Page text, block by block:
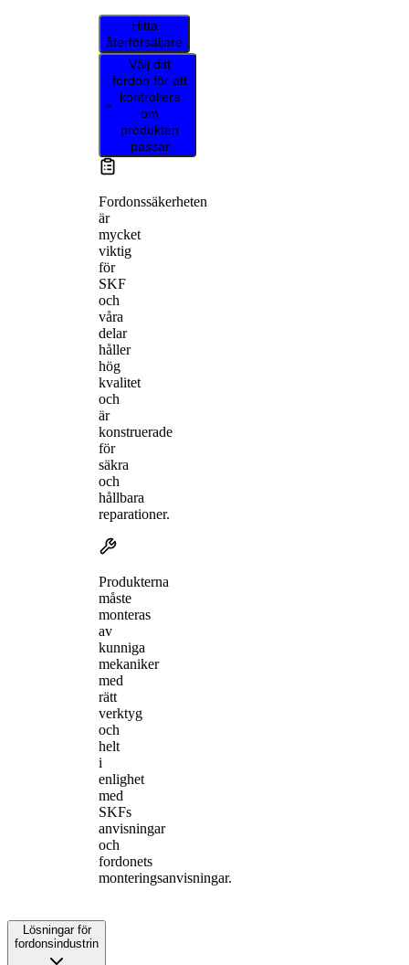
Hitta
återförsäljare
Välj ditt
fordon för att
kontrollera
om
produkten
passar
Fordonssäkerheten
är
mycket
viktig
för
SKF
och
våra
delar
håller
hög
kvalitet
och
är
konstruerade
för
säkra
och
hållbara
reparationer.
Produkterna
måste
monteras
av
kunniga
mekaniker
med
rätt
verktyg
och
helt
i
enlighet
med
SKFs
anvisningar
och
fordonets
monteringsanvisningar.
Lösningar för
fordonsindustrin